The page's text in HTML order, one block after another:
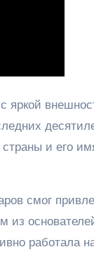
яркой
и его
смог
из
работала